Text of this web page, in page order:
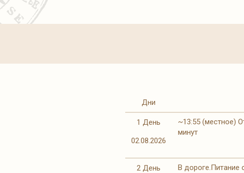
Дни
1 День
02.08.2026
~13:55 (местное)
минут
2 День В дороге.Питание